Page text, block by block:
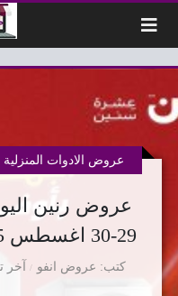
29-30 اغسطس 2025 للاجهزة الكهربائية
كتب عروض انفو
عروض الادوات المنزلية
آخر